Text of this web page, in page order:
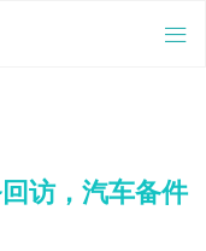
访，汽车备件